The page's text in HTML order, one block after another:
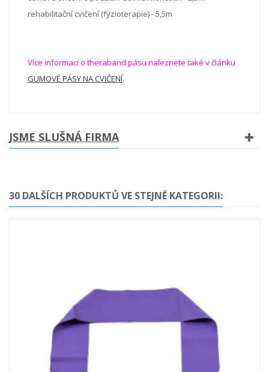
rehabilitační cvičení (fyzioterapie) - 5,5m
Více informací o theraband pásu naleznete také v článku
GUMOVÉ PÁSY NA CVIČENÍ.
JSME SLUŠNÁ FIRMA
30 DALŠÍCH PRODUKTŮ VE STEJNÉ KATEGORII: